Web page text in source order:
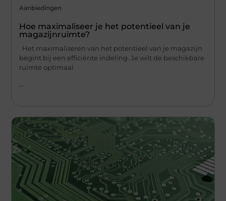
Aanbiedingen
Hoe maximaliseer je het potentieel van je
magazijnruimte?
Het maximaliseren van het potentieel van je magazijn
begint bij een efficiënte indeling. Je wilt de beschikbare
ruimte optimaal